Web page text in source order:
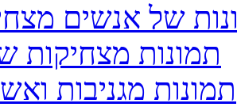
של אנשים
תמונות מצחיקות
תמונות מגניבות